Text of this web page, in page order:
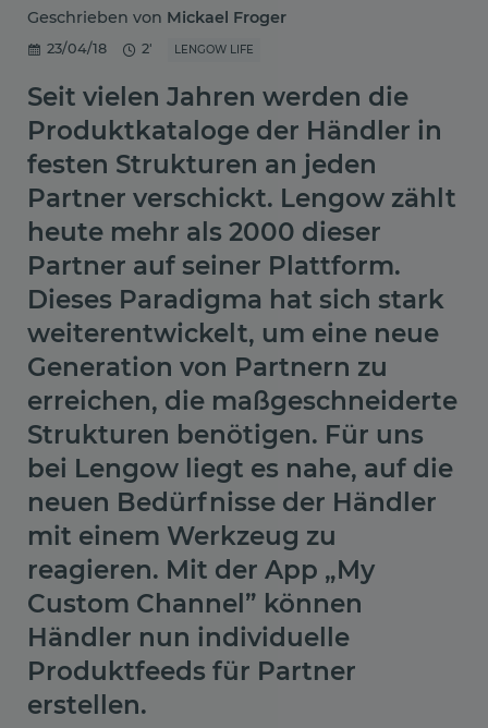
Geschrieben von Mickael Froger
23/04/18 2' LENGOW LIFE
Seit vielen Jahren werden die
Produktkataloge der Händler in
festen Strukturen an jeden
Partner verschickt. Lengow zählt
heute mehr als 2000 dieser
Partner auf seiner Plattform.
Dieses Paradigma hat sich stark
weiterentwickelt, um eine neue
Generation von Partnern zu
erreichen, die maßgeschneiderte
Strukturen benötigen. Für uns
bei Lengow liegt es nahe, auf die
neuen Bedürfnisse der Händler
mit einem Werkzeug zu
reagieren. Mit der App „My
Custom Channel” können
Händler nun individuelle
Produktfeeds für Partner
erstellen.